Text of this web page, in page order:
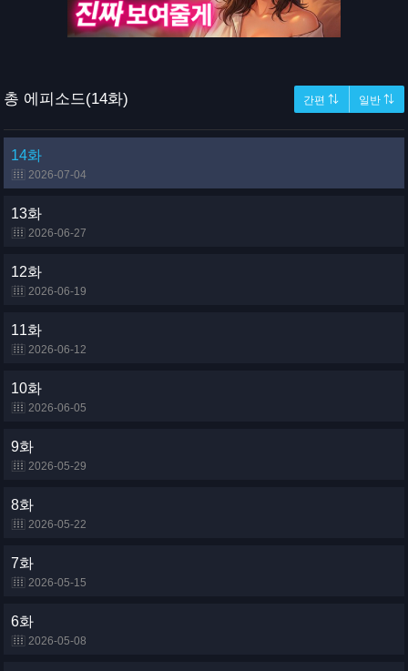
총 에피소드(14화) 간편 ⇅ 일반 ⇅
14화
2026-07-04
13화
2026-06-27
12화
2026-06-19
11화
2026-06-12
10화
2026-06-05
9화
2026-05-29
8화
2026-05-22
7화
2026-05-15
6화
2026-05-08